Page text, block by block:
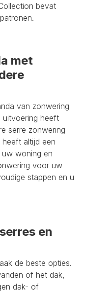
bevat
met
van zonwering
uitvoering heeft
serre zonwering
altijd een
woning en
voor uw
stappen en u
en
de beste opties.
of het dak,
dak- of